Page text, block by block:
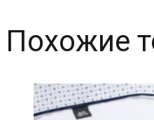
Похожие